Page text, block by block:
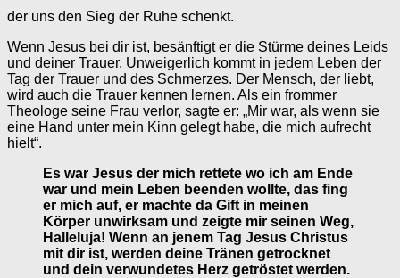
der uns den Sieg der Ruhe schenkt.
Wenn Jesus bei dir ist, besänftigt er die Stürme deines Leids
und deiner Trauer. Unweigerlich kommt in jedem Leben der
Tag der Trauer und des Schmerzes. Der Mensch, der liebt,
wird auch die Trauer kennen lernen. Als ein frommer
Theologe seine Frau verlor, sagte er: „Mir war, als wenn sie
eine Hand unter mein Kinn gelegt habe, die mich aufrecht
hielt“.
Es war Jesus der mich rettete wo ich am Ende
war und mein Leben beenden wollte, das fing
er mich auf, er machte da Gift in meinen
Körper unwirksam und zeigte mir seinen Weg,
Halleluja! Wenn an jenem Tag Jesus Christus
mit dir ist, werden deine Tränen getrocknet
und dein verwundetes Herz getröstet werden.